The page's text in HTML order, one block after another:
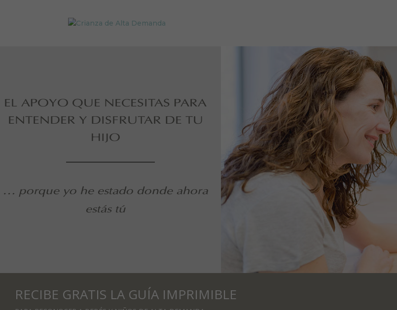
EL APOYO QUE NECESITAS PARA
ENTENDER Y DISFRUTAR DE TU
HIJO
… porque yo he estado donde ahora
estás tú
RECIBE GRATIS LA GUÍA IMPRIMIBLE